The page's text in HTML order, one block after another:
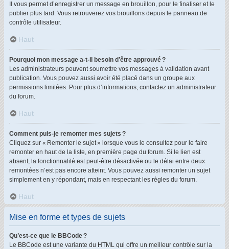
Il vous permet d’enregistrer un message en brouillon, pour le finaliser et le
publier plus tard. Vous retrouverez vos brouillons depuis le panneau de
contrôle utilisateur.
Haut
Pourquoi mon message a-t-il besoin d’être approuvé ?
Les administrateurs peuvent soumettre vos messages à validation avant
publication. Vous pouvez aussi avoir été placé dans un groupe aux
permissions limitées. Pour plus d’informations, contactez un administrateur
du forum.
Haut
Comment puis-je remonter mes sujets ?
Cliquez sur « Remonter le sujet » lorsque vous le consultez pour le faire
remonter en haut de la liste, en première page du forum. Si le lien est
absent, la fonctionnalité est peut-être désactivée ou le délai entre deux
remontées n’est pas encore atteint. Vous pouvez aussi remonter un sujet
simplement en y répondant, mais en respectant les règles du forum.
Haut
Mise en forme et types de sujets
Qu’est-ce que le BBCode ?
Le BBCode est une variante du HTML qui offre un meilleur contrôle sur la